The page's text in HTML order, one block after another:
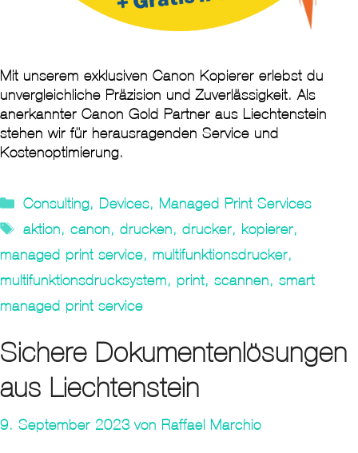
Mit unserem exklusiven Canon Kopierer erlebst du
unvergleichliche Präzision und Zuverlässigkeit. Als
anerkannter Canon Gold Partner aus Liechtenstein
stehen wir für herausragenden Service und
Kostenoptimierung.
Kategorien
Consulting, Devices, Managed Print Services
Tags
aktion, canon, drucken, drucker, kopierer,
managed print service, multifunktionsdrucker,
multifunktionsdrucksystem, print, scannen, smart
managed print service
Sichere Dokumentenlösungen
aus Liechtenstein
9. September 2023 von Raffael Marchio